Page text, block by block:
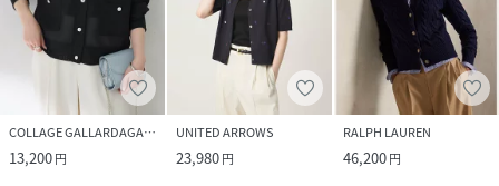
COLLAGE GALLARDAGALANTE
13,200円
UNITED ARROWS
23,980円
RALPH LAUREN
46,200円